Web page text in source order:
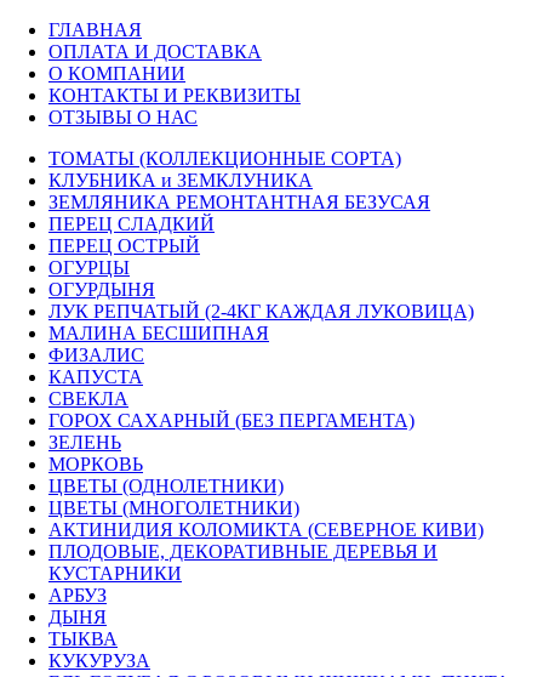
ГЛАВНАЯ
ОПЛАТА И ДОСТАВКА
О КОМПАНИИ
КОНТАКТЫ И РЕКВИЗИТЫ
ОТЗЫВЫ О НАС
ТОМАТЫ (КОЛЛЕКЦИОННЫЕ СОРТА)
КЛУБНИКА и ЗЕМКЛУНИКА
ЗЕМЛЯНИКА РЕМОНТАНТНАЯ БЕЗУСАЯ
ПЕРЕЦ СЛАДКИЙ
ПЕРЕЦ ОСТРЫЙ
ОГУРЦЫ
ОГУРДЫНЯ
ЛУК РЕПЧАТЫЙ (2-4КГ КАЖДАЯ ЛУКОВИЦА)
МАЛИНА БЕСШИПНАЯ
ФИЗАЛИС
КАПУСТА
СВЕКЛА
ГОРОХ САХАРНЫЙ (БЕЗ ПЕРГАМЕНТА)
ЗЕЛЕНЬ
МОРКОВЬ
ЦВЕТЫ (ОДНОЛЕТНИКИ)
ЦВЕТЫ (МНОГОЛЕТНИКИ)
АКТИНИДИЯ КОЛОМИКТА (СЕВЕРНОЕ КИВИ)
ПЛОДОВЫЕ, ДЕКОРАТИВНЫЕ ДЕРЕВЬЯ И
КУСТАРНИКИ
АРБУЗ
ДЫНЯ
ТЫКВА
КУКУРУЗА